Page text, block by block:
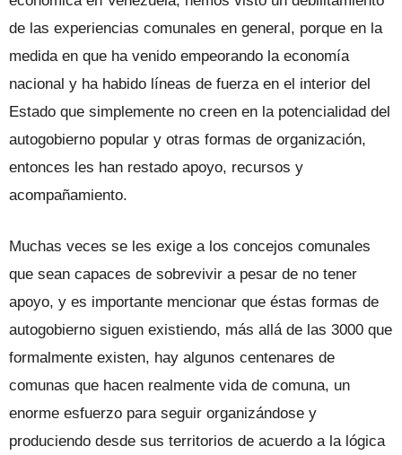
de las experiencias comunales en general, porque en la
medida en que ha venido empeorando la economía
nacional y ha habido líneas de fuerza en el interior del
Estado que simplemente no creen en la potencialidad del
autogobierno popular y otras formas de organización,
entonces les han restado apoyo, recursos y
acompañamiento.
Muchas veces se les exige a los concejos comunales
que sean capaces de sobrevivir a pesar de no tener
apoyo, y es importante mencionar que éstas formas de
autogobierno siguen existiendo, más allá de las 3000 que
formalmente existen, hay algunos centenares de
comunas que hacen realmente vida de comuna, un
enorme esfuerzo para seguir organizándose y
produciendo desde sus territorios de acuerdo a la lógica